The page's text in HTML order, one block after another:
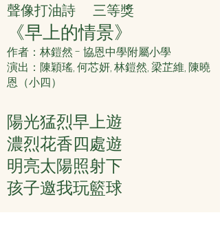
聲像打油詩 三等獎
《早上的情景》
作者：林鎧然 - 協恩中學附屬小學
演出：陳穎瑤, 何芯妍, 林鎧然, 梁芷維, 陳曉
恩（小四）
陽光猛烈早上遊
濃烈花香四處遊
明亮太陽照射下
孩子邀我玩籃球